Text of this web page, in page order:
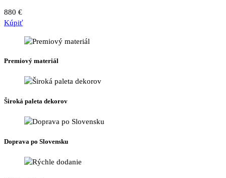
na
produktu.
880 €
Kúpiť
Premiový materiál
Široká paleta dekorov
Doprava po Slovensku